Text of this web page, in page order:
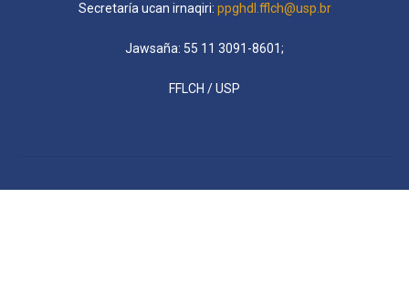
Secretaría ucan irnaqiri: ppghdl.fflch@usp.br
Jawsaña: 55 11 3091-8601;
FFLCH / USP